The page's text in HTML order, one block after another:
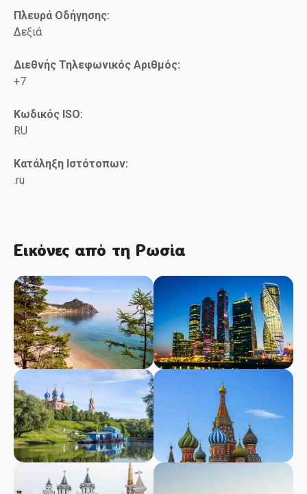
Πλευρά Οδήγησης:
Δεξιά
Διεθνής Τηλεφωνικός Αριθμός:
+7
Κωδικός ISO:
RU
Κατάληξη Ιστότοπων:
.ru
Εικόνες από τη Ρωσία